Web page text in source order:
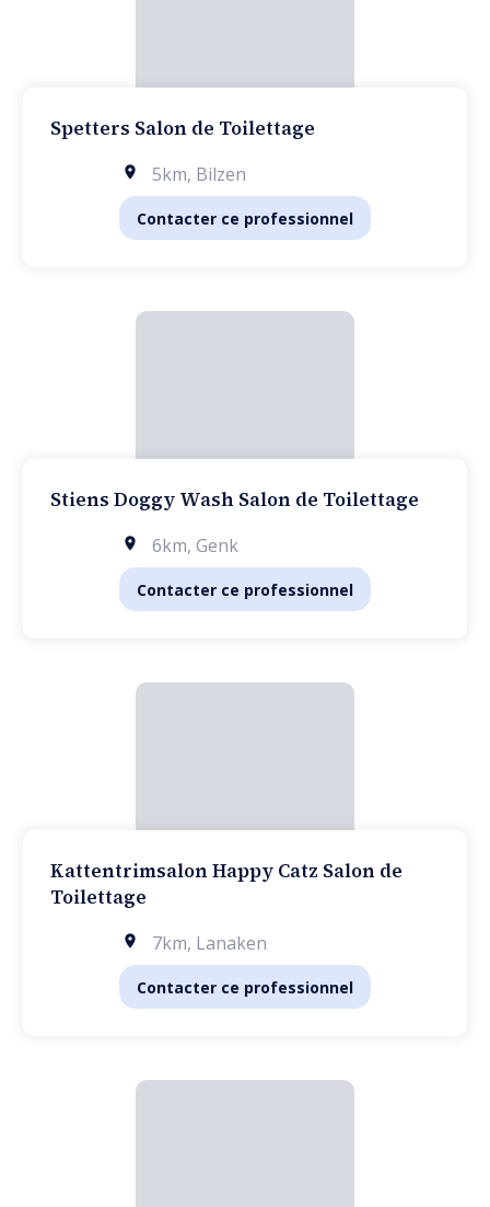
Spetters Salon de Toilettage
5km, Bilzen
Contacter ce professionnel
Stiens Doggy Wash Salon de Toilettage
6km, Genk
Contacter ce professionnel
Kattentrimsalon Happy Catz Salon de
Toilettage
7km, Lanaken
Contacter ce professionnel